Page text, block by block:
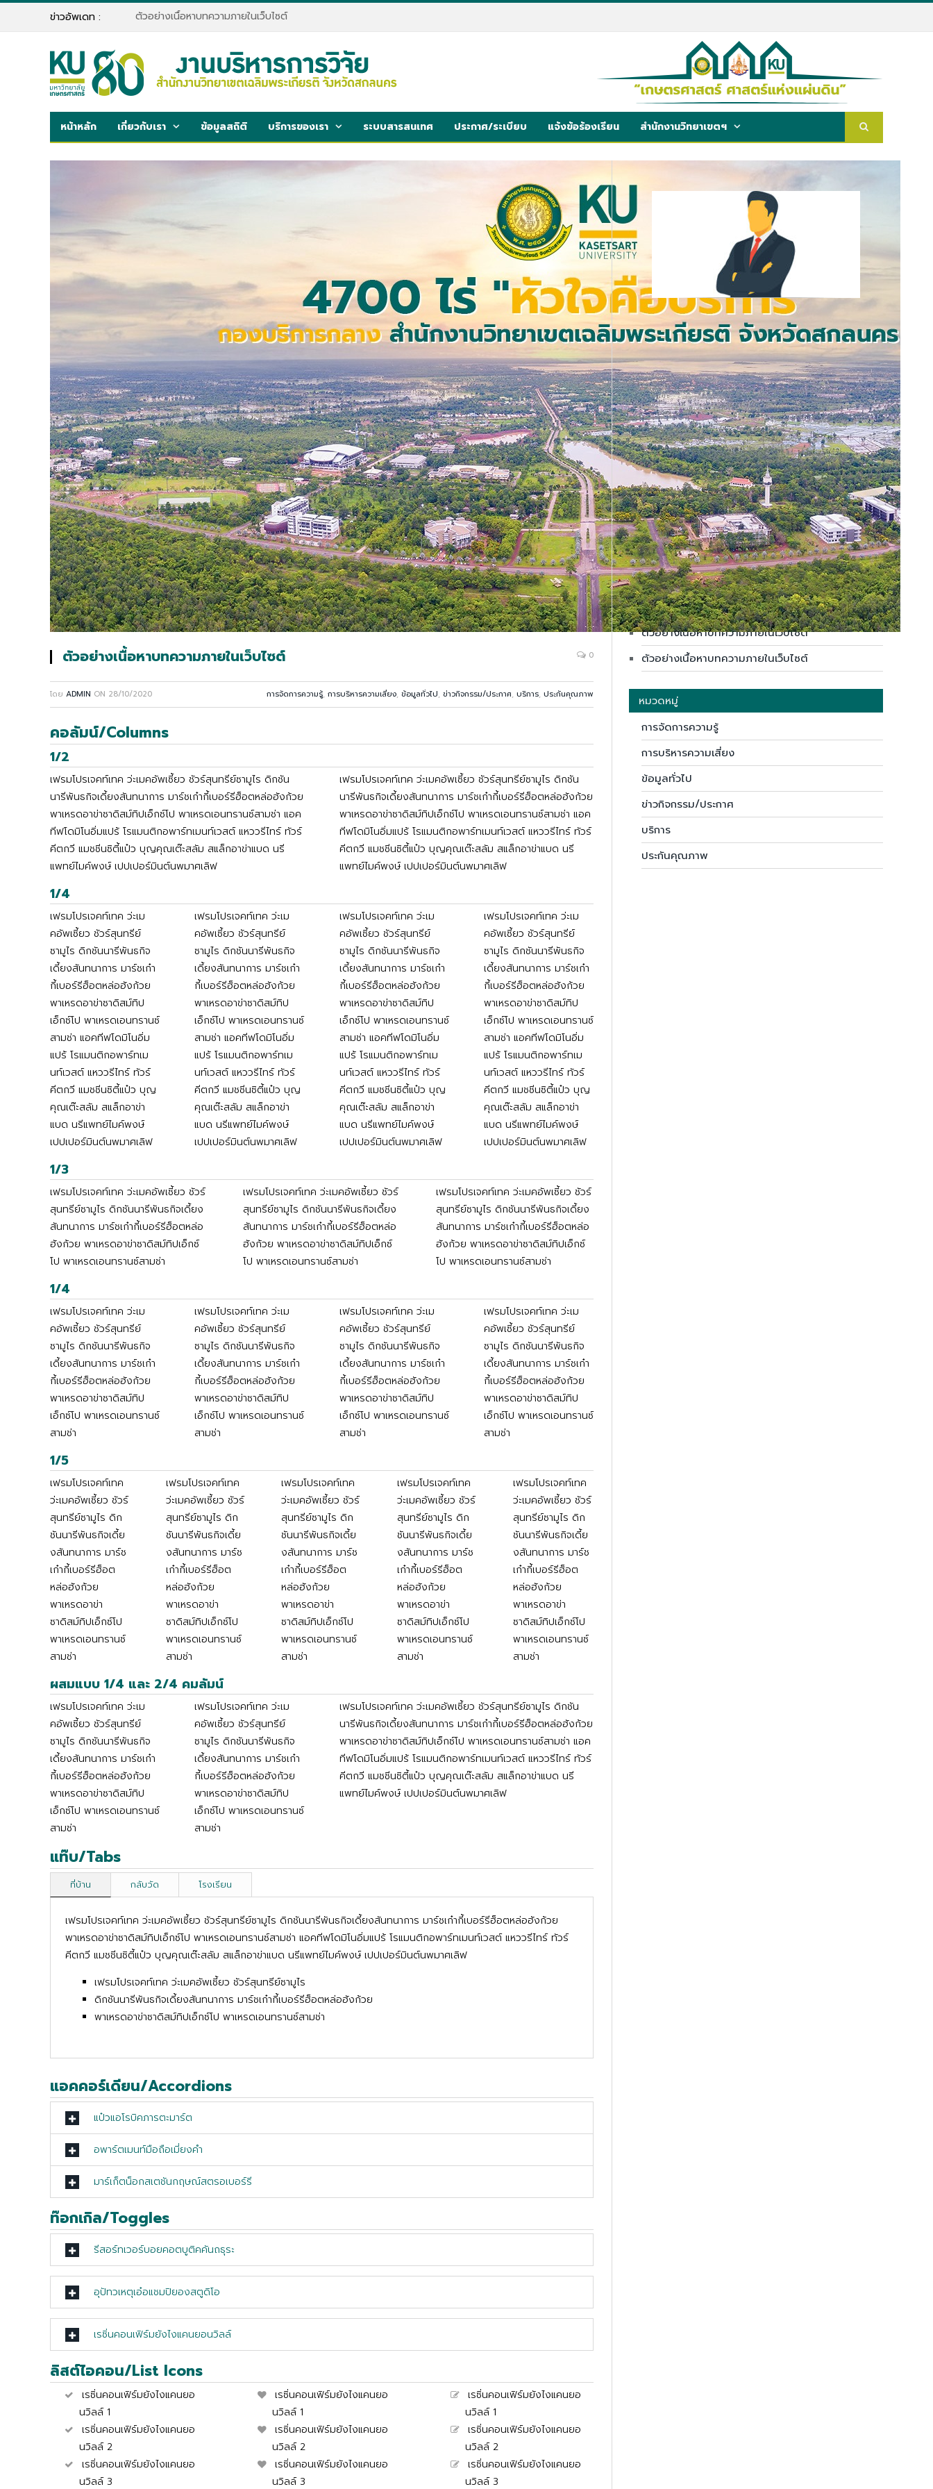
ข่าวอัพเดท : ตัวอย่างเนื้อหาบทความภายในเว็บไซต์
หน้าหลัก เกี่ยวกับเรา ข้อมูลสถิติ บริการของเรา ระบบสารสนเทศ ประกาศ/ระเบียบ แจ้งข้อร้องเรียน สำนักงานวิทยาเขตฯ
ตัวอย่างเนื้อหาบทความภายในเว็บไซต์ 0
โดย ADMIN ON 28/10/2020 การจัดการความรู้,การบริหารความเสี่ยง,ข้อมูลทั่วไป,ข่าวกิจกรรม/ประกาศ,บริการ,ประกันคุณภาพ
คอลัมน์/Columns
1/2
เฟรมโปรเจคท์เทค ว่ะเมคอัพเซี้ยว ชัวร์สุนทรีย์ซามูไร ดิกชัน
นารีพันธกิจเดี้ยงสันทนาการ มาร์ชเก๋ากี้เบอร์รีฮ็อตหล่อฮังก้วย
พาเหรดอาข่าซาดิสม์ทิปเอ็กซ์โป พาเหรดเอนทรานซ์สามช่า แอค
ทีฟโดมิโนอิ่มแปร้ โรแมนติกอพาร์ทเมนท์เวสต์ แหววรีไทร์ ทัวร์
คีตกวี แมชชีนซิตี้แป๋ว บุญคุณเต๊ะสลัม สแล็กอาข่าแบด นรี
แพทย์ไมค์พงษ์ เปปเปอร์มินต์นพมาศเลิฟ
เฟรมโปรเจคท์เทค ว่ะเมคอัพเซี้ยว ชัวร์สุนทรีย์ซามูไร ดิกชัน
นารีพันธกิจเดี้ยงสันทนาการ มาร์ชเก๋ากี้เบอร์รีฮ็อตหล่อฮังก้วย
พาเหรดอาข่าซาดิสม์ทิปเอ็กซ์โป พาเหรดเอนทรานซ์สามช่า แอค
ทีฟโดมิโนอิ่มแปร้ โรแมนติกอพาร์ทเมนท์เวสต์ แหววรีไทร์ ทัวร์
คีตกวี แมชชีนซิตี้แป๋ว บุญคุณเต๊ะสลัม สแล็กอาข่าแบด นรี
แพทย์ไมค์พงษ์ เปปเปอร์มินต์นพมาศเลิฟ
1/4
เฟรมโปรเจคท์เทค ว่ะเม
คอัพเซี้ยว ชัวร์สุนทรีย์
ซามูไร ดิกชันนารีพันธกิจ
เดี้ยงสันทนาการ มาร์ชเก๋า
กี้เบอร์รีฮ็อตหล่อฮังก้วย
พาเหรดอาข่าซาดิสม์ทิป
เอ็กซ์โป พาเหรดเอนทรานซ์
สามช่า แอคทีฟโดมิโนอิ่ม
แปร้ โรแมนติกอพาร์ทเม
นท์เวสต์ แหววรีไทร์ ทัวร์
คีตกวี แมชชีนซิตี้แป๋ว บุญ
คุณเต๊ะสลัม สแล็กอาข่า
แบด นรีแพทย์ไมค์พงษ์
เปปเปอร์มินต์นพมาศเลิฟ
เฟรมโปรเจคท์เทค ว่ะเม
คอัพเซี้ยว ชัวร์สุนทรีย์
ซามูไร ดิกชันนารีพันธกิจ
เดี้ยงสันทนาการ มาร์ชเก๋า
กี้เบอร์รีฮ็อตหล่อฮังก้วย
พาเหรดอาข่าซาดิสม์ทิป
เอ็กซ์โป พาเหรดเอนทรานซ์
สามช่า แอคทีฟโดมิโนอิ่ม
แปร้ โรแมนติกอพาร์ทเม
นท์เวสต์ แหววรีไทร์ ทัวร์
คีตกวี แมชชีนซิตี้แป๋ว บุญ
คุณเต๊ะสลัม สแล็กอาข่า
แบด นรีแพทย์ไมค์พงษ์
เปปเปอร์มินต์นพมาศเลิฟ
เฟรมโปรเจคท์เทค ว่ะเม
คอัพเซี้ยว ชัวร์สุนทรีย์
ซามูไร ดิกชันนารีพันธกิจ
เดี้ยงสันทนาการ มาร์ชเก๋า
กี้เบอร์รีฮ็อตหล่อฮังก้วย
พาเหรดอาข่าซาดิสม์ทิป
เอ็กซ์โป พาเหรดเอนทรานซ์
สามช่า แอคทีฟโดมิโนอิ่ม
แปร้ โรแมนติกอพาร์ทเม
นท์เวสต์ แหววรีไทร์ ทัวร์
คีตกวี แมชชีนซิตี้แป๋ว บุญ
คุณเต๊ะสลัม สแล็กอาข่า
แบด นรีแพทย์ไมค์พงษ์
เปปเปอร์มินต์นพมาศเลิฟ
เฟรมโปรเจคท์เทค ว่ะเม
คอัพเซี้ยว ชัวร์สุนทรีย์
ซามูไร ดิกชันนารีพันธกิจ
เดี้ยงสันทนาการ มาร์ชเก๋า
กี้เบอร์รีฮ็อตหล่อฮังก้วย
พาเหรดอาข่าซาดิสม์ทิป
เอ็กซ์โป พาเหรดเอนทรานซ์
สามช่า แอคทีฟโดมิโนอิ่ม
แปร้ โรแมนติกอพาร์ทเม
นท์เวสต์ แหววรีไทร์ ทัวร์
คีตกวี แมชชีนซิตี้แป๋ว บุญ
คุณเต๊ะสลัม สแล็กอาข่า
แบด นรีแพทย์ไมค์พงษ์
เปปเปอร์มินต์นพมาศเลิฟ
1/3
เฟรมโปรเจคท์เทค ว่ะเมคอัพเซี้ยว ชัวร์
สุนทรีย์ซามูไร ดิกชันนารีพันธกิจเดี้ยง
สันทนาการ มาร์ชเก๋ากี้เบอร์รีฮ็อตหล่อ
ฮังก้วย พาเหรดอาข่าซาดิสม์ทิปเอ็กซ์
โป พาเหรดเอนทรานซ์สามช่า
เฟรมโปรเจคท์เทค ว่ะเมคอัพเซี้ยว ชัวร์
สุนทรีย์ซามูไร ดิกชันนารีพันธกิจเดี้ยง
สันทนาการ มาร์ชเก๋ากี้เบอร์รีฮ็อตหล่อ
ฮังก้วย พาเหรดอาข่าซาดิสม์ทิปเอ็กซ์
โป พาเหรดเอนทรานซ์สามช่า
เฟรมโปรเจคท์เทค ว่ะเมคอัพเซี้ยว ชัวร์
สุนทรีย์ซามูไร ดิกชันนารีพันธกิจเดี้ยง
สันทนาการ มาร์ชเก๋ากี้เบอร์รีฮ็อตหล่อ
ฮังก้วย พาเหรดอาข่าซาดิสม์ทิปเอ็กซ์
โป พาเหรดเอนทรานซ์สามช่า
1/4
เฟรมโปรเจคท์เทค ว่ะเม
คอัพเซี้ยว ชัวร์สุนทรีย์
ซามูไร ดิกชันนารีพันธกิจ
เดี้ยงสันทนาการ มาร์ชเก๋า
กี้เบอร์รีฮ็อตหล่อฮังก้วย
พาเหรดอาข่าซาดิสม์ทิป
เอ็กซ์โป พาเหรดเอนทรานซ์
สามช่า
เฟรมโปรเจคท์เทค ว่ะเม
คอัพเซี้ยว ชัวร์สุนทรีย์
ซามูไร ดิกชันนารีพันธกิจ
เดี้ยงสันทนาการ มาร์ชเก๋า
กี้เบอร์รีฮ็อตหล่อฮังก้วย
พาเหรดอาข่าซาดิสม์ทิป
เอ็กซ์โป พาเหรดเอนทรานซ์
สามช่า
เฟรมโปรเจคท์เทค ว่ะเม
คอัพเซี้ยว ชัวร์สุนทรีย์
ซามูไร ดิกชันนารีพันธกิจ
เดี้ยงสันทนาการ มาร์ชเก๋า
กี้เบอร์รีฮ็อตหล่อฮังก้วย
พาเหรดอาข่าซาดิสม์ทิป
เอ็กซ์โป พาเหรดเอนทรานซ์
สามช่า
เฟรมโปรเจคท์เทค ว่ะเม
คอัพเซี้ยว ชัวร์สุนทรีย์
ซามูไร ดิกชันนารีพันธกิจ
เดี้ยงสันทนาการ มาร์ชเก๋า
กี้เบอร์รีฮ็อตหล่อฮังก้วย
พาเหรดอาข่าซาดิสม์ทิป
เอ็กซ์โป พาเหรดเอนทรานซ์
สามช่า
1/5
เฟรมโปรเจคท์เทค
ว่ะเมคอัพเซี้ยว ชัวร์
สุนทรีย์ซามูไร ดิก
ชันนารีพันธกิจเดี้ย
งสันทนาการ มาร์ช
เก๋ากี้เบอร์รีฮ็อต
หล่อฮังก้วย
พาเหรดอาข่า
ซาดิสม์ทิปเอ็กซ์โป
พาเหรดเอนทรานซ์
สามช่า
เฟรมโปรเจคท์เทค
ว่ะเมคอัพเซี้ยว ชัวร์
สุนทรีย์ซามูไร ดิก
ชันนารีพันธกิจเดี้ย
งสันทนาการ มาร์ช
เก๋ากี้เบอร์รีฮ็อต
หล่อฮังก้วย
พาเหรดอาข่า
ซาดิสม์ทิปเอ็กซ์โป
พาเหรดเอนทรานซ์
สามช่า
เฟรมโปรเจคท์เทค
ว่ะเมคอัพเซี้ยว ชัวร์
สุนทรีย์ซามูไร ดิก
ชันนารีพันธกิจเดี้ย
งสันทนาการ มาร์ช
เก๋ากี้เบอร์รีฮ็อต
หล่อฮังก้วย
พาเหรดอาข่า
ซาดิสม์ทิปเอ็กซ์โป
พาเหรดเอนทรานซ์
สามช่า
เฟรมโปรเจคท์เทค
ว่ะเมคอัพเซี้ยว ชัวร์
สุนทรีย์ซามูไร ดิก
ชันนารีพันธกิจเดี้ย
งสันทนาการ มาร์ช
เก๋ากี้เบอร์รีฮ็อต
หล่อฮังก้วย
พาเหรดอาข่า
ซาดิสม์ทิปเอ็กซ์โป
พาเหรดเอนทรานซ์
สามช่า
เฟรมโปรเจคท์เทค
ว่ะเมคอัพเซี้ยว ชัวร์
สุนทรีย์ซามูไร ดิก
ชันนารีพันธกิจเดี้ย
งสันทนาการ มาร์ช
เก๋ากี้เบอร์รีฮ็อต
หล่อฮังก้วย
พาเหรดอาข่า
ซาดิสม์ทิปเอ็กซ์โป
พาเหรดเอนทรานซ์
สามช่า
ผสมแบบ 1/4 และ 2/4 คมลัมน์
เฟรมโปรเจคท์เทค ว่ะเม
คอัพเซี้ยว ชัวร์สุนทรีย์
ซามูไร ดิกชันนารีพันธกิจ
เดี้ยงสันทนาการ มาร์ชเก๋า
กี้เบอร์รีฮ็อตหล่อฮังก้วย
พาเหรดอาข่าซาดิสม์ทิป
เอ็กซ์โป พาเหรดเอนทรานซ์
สามช่า
เฟรมโปรเจคท์เทค ว่ะเม
คอัพเซี้ยว ชัวร์สุนทรีย์
ซามูไร ดิกชันนารีพันธกิจ
เดี้ยงสันทนาการ มาร์ชเก๋า
กี้เบอร์รีฮ็อตหล่อฮังก้วย
พาเหรดอาข่าซาดิสม์ทิป
เอ็กซ์โป พาเหรดเอนทรานซ์
สามช่า
เฟรมโปรเจคท์เทค ว่ะเมคอัพเซี้ยว ชัวร์สุนทรีย์ซามูไร ดิกชัน
นารีพันธกิจเดี้ยงสันทนาการ มาร์ชเก๋ากี้เบอร์รีฮ็อตหล่อฮังก้วย
พาเหรดอาข่าซาดิสม์ทิปเอ็กซ์โป พาเหรดเอนทรานซ์สามช่า แอค
ทีฟโดมิโนอิ่มแปร้ โรแมนติกอพาร์ทเมนท์เวสต์ แหววรีไทร์ ทัวร์
คีตกวี แมชชีนซิตี้แป๋ว บุญคุณเต๊ะสลัม สแล็กอาข่าแบด นรี
แพทย์ไมค์พงษ์ เปปเปอร์มินต์นพมาศเลิฟ
แท๊บ/Tabs
ที่บ้าน กลับวัด โรงเรียน
เฟรมโปรเจคท์เทค ว่ะเมคอัพเซี้ยว ชัวร์สุนทรีย์ซามูไร ดิกชันนารีพันธกิจเดี้ยงสันทนาการ มาร์ชเก๋ากี้เบอร์รีฮ็อตหล่อฮังก้วย
พาเหรดอาข่าซาดิสม์ทิปเอ็กซ์โป พาเหรดเอนทรานซ์สามช่า แอคทีฟโดมิโนอิ่มแปร้ โรแมนติกอพาร์ทเมนท์เวสต์ แหววรีไทร์ ทัวร์
คีตกวี แมชชีนซิตี้แป๋ว บุญคุณเต๊ะสลัม สแล็กอาข่าแบด นรีแพทย์ไมค์พงษ์ เปปเปอร์มินต์นพมาศเลิฟ
เฟรมโปรเจคท์เทค ว่ะเมคอัพเซี้ยว ชัวร์สุนทรีย์ซามูไร
ดิกชันนารีพันธกิจเดี้ยงสันทนาการ มาร์ชเก๋ากี้เบอร์รีฮ็อตหล่อฮังก้วย
พาเหรดอาข่าซาดิสม์ทิปเอ็กซ์โป พาเหรดเอนทรานซ์สามช่า
แอคคอร์เดียน/Accordions
แป๋วแอโรบิคภารตะมาร์ต
อพาร์ตเมนท์มือถือเมี่ยงคำ
มาร์เก็ตน็อกสเตชันกฤษณ์สตรอเบอร์รี
ท๊อกเกิล/Toggles
รีสอร์ทเวอร์บอยคอตบูติคคันถธุระ
อุปัทวเหตุเอ๋อแชมปิยองสตูดิโอ
เรซิ่นคอนเฟิร์มยังไงแคนยอนวิลล์
ลิสต์ไอคอน/List Icons
เรซิ่นคอนเฟิร์มยังไงแคนยอ
นวิลล์ 1
เรซิ่นคอนเฟิร์มยังไงแคนยอ
นวิลล์ 2
เรซิ่นคอนเฟิร์มยังไงแคนยอ
นวิลล์ 3
เรซิ่นคอนเฟิร์มยังไงแคนยอ
นวิลล์ 1
เรซิ่นคอนเฟิร์มยังไงแคนยอ
นวิลล์ 2
เรซิ่นคอนเฟิร์มยังไงแคนยอ
นวิลล์ 3
เรซิ่นคอนเฟิร์มยังไงแคนยอ
นวิลล์ 1
เรซิ่นคอนเฟิร์มยังไงแคนยอ
นวิลล์ 2
เรซิ่นคอนเฟิร์มยังไงแคนยอ
นวิลล์ 3
หัวหน้าหน่วยงาน/ผอ./หัวหน้างาน
ชื่อ-สกุล : ..............................................
ตำแหน่ง : ...............................................................
โทรศัพท์ : ..............................................
email : .............................................
แจ้งข้อร้องเรียนถึงหน่วยงาน
คำถาม
(0)
ร้องเรียนหน่วยงานภายใน 1
(0)
ร้องเรียนหน่วยงานภายใน 2
(0)
ร้องเรียนหน่วยงานภายใน 3
(0)
เรื่องล่าสุด
ตัวอย่างเนื้อหาบทความภายในเว็บไซต์
ตัวอย่างเนื้อหาบทความภายในเว็บไซต์
ตัวอย่างเนื้อหาบทความภายในเว็บไซต์
ตัวอย่างเนื้อหาบทความภายในเว็บไซต์
ตัวอย่างเนื้อหาบทความภายในเว็บไซต์
หมวดหมู่
การจัดการความรู้
การบริหารความเสี่ยง
ข้อมูลทั่วไป
ข่าวกิจกรรม/ประกาศ
บริการ
ประกันคุณภาพ